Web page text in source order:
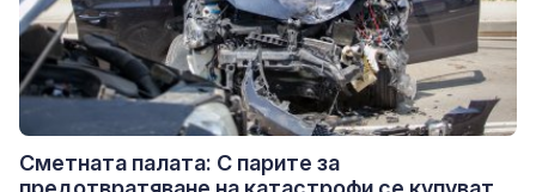
Сметната палата: С парите за